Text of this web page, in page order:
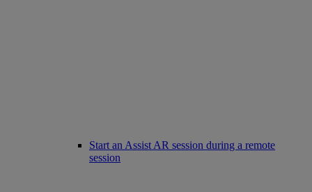
Start an Assist AR session during a remote
session